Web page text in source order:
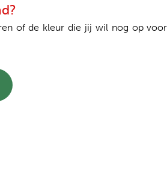
of de kleur die jij wil nog op